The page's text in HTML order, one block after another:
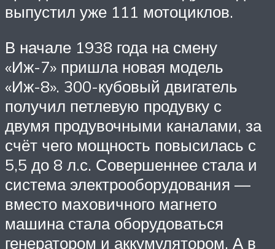
выпустил уже 111 мотоциклов.
В начале 1938 года на смену
«Иж-7» пришла новая модель
«Иж-8». 300-кубовый двигатель
получил петлевую продувку с
двумя продувочными каналами, за
счёт чего мощность повысилась с
5,5 до 8 л.с. Совершеннее стала и
система электрооборудования —
вместо маховичного магнето
машина стала оборудоваться
генератором и аккумулятором. А в